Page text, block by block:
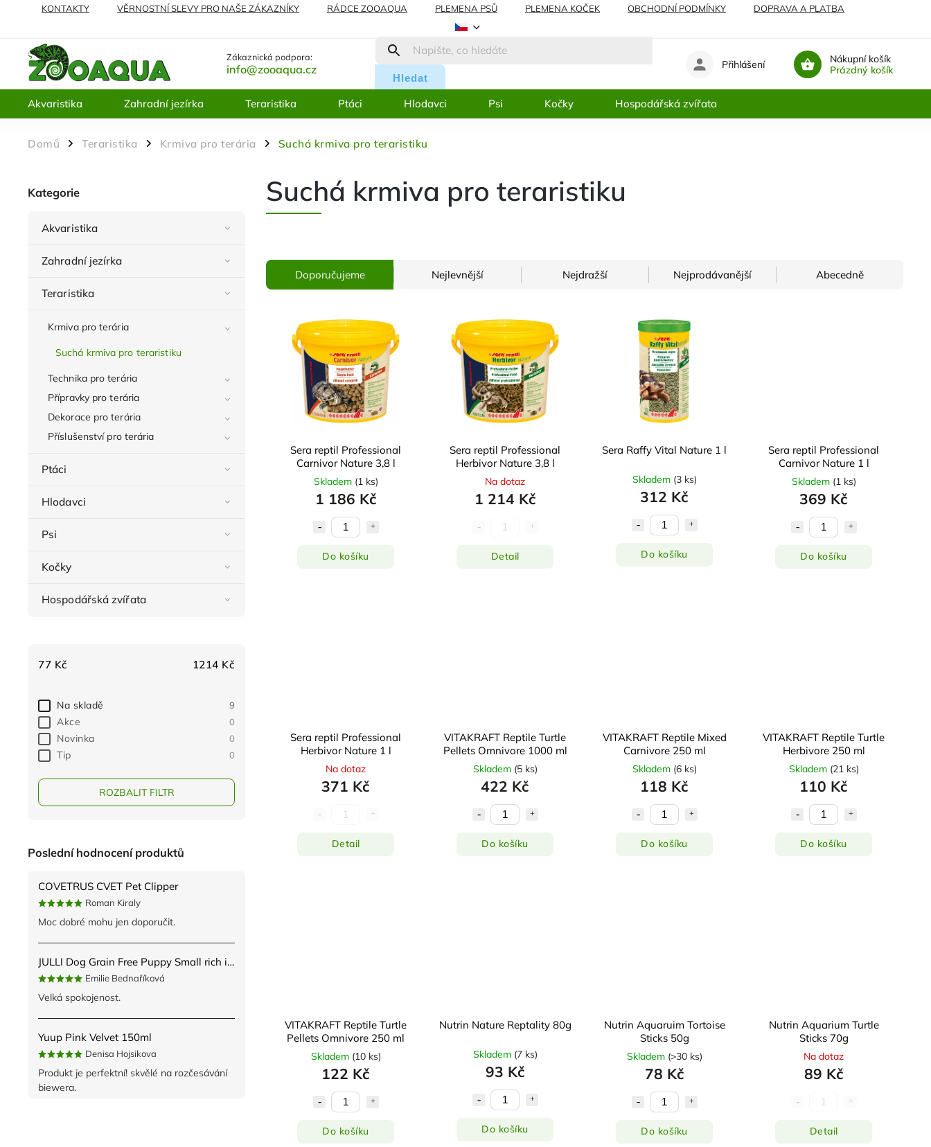
KONTAKTY VĚRNOSTNÍ SLEVY PRO NAŠE ZÁKAZNÍKY RÁDCE ZOOAQUA PLEMENA PSŮ PLEMENA KOČEK OBCHODNÍ PODMÍNKY
DOPRAVA A PLATBA
Zákaznická podpora:
info@zooaqua.cz
Hledat
Nákupní košík
Prázdný košík
Přihlášení
Akvaristika Zahradní jezírka Teraristika Ptáci Hlodavci Psi Kočky Hospodářská zvířata
Domů / Teraristika / Krmiva pro terária / Suchá krmiva pro teraristiku
Kategorie
Akvaristika
Zahradní jezírka
Teraristika
Krmiva pro terária
Suchá krmiva pro teraristiku
Technika pro terária
Přípravky pro terária
Dekorace pro terária
Příslušenství pro terária
Ptáci
Hlodavci
Psi
Kočky
Hospodářská zvířata
77 Kč 1214 Kč
Na skladě 9
Akce 0
Novinka 0
Tip 0
ROZBALIT FILTR
Poslední hodnocení produktů
COVETRUS CVET Pet Clipper
Roman Kiraly
Moc dobré mohu jen doporučit.
JULLI Dog Grain Free Puppy Small rich in fresh Turkey & Potato 2kg
Emilie Bednaříková
Velká spokojenost.
Yuup Pink Velvet 150ml
Denisa Hojsikova
Produkt je perfektní! skvělé na rozčesávání
biewera.
Suchá krmiva pro teraristiku
Doporučujeme Nejlevnější Nejdražší Nejprodávanější Abecedně
Sera reptil Professional
Carnivor Nature 3,8 l
Skladem (1 ks)
1 186 Kč
Do košíku
Sera reptil Professional
Herbivor Nature 3,8 l
Na dotaz
1 214 Kč
Detail
Sera Raffy Vital Nature 1 l
Skladem (3 ks)
312 Kč
Do košíku
Sera reptil Professional
Carnivor Nature 1 l
Skladem (1 ks)
369 Kč
Do košíku
Sera reptil Professional
Herbivor Nature 1 l
Na dotaz
371 Kč
Detail
VITAKRAFT Reptile Turtle
Pellets Omnivore 1000 ml
Skladem (5 ks)
422 Kč
Do košíku
VITAKRAFT Reptile Mixed
Carnivore 250 ml
Skladem (6 ks)
118 Kč
Do košíku
VITAKRAFT Reptile Turtle
Herbivore 250 ml
Skladem (21 ks)
110 Kč
Do košíku
VITAKRAFT Reptile Turtle
Pellets Omnivore 250 ml
Skladem (10 ks)
122 Kč
Do košíku
Nutrin Nature Reptality 80g
Skladem (7 ks)
93 Kč
Do košíku
Nutrin Aquaruim Tortoise
Sticks 50g
Skladem (>30 ks)
78 Kč
Do košíku
Nutrin Aquarium Turtle
Sticks 70g
Na dotaz
89 Kč
Detail